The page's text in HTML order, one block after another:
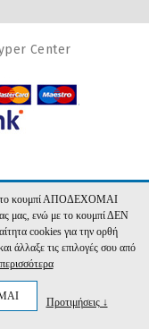
Center
το κουμπί ΑΠΟΔΕΧΟΜΑΙ
μας, ενώ με το κουμπί ΔΕΝ
cookies για την ορθή
άλλαξε τις επιλογές σου από
Προτιμήσεις ↓